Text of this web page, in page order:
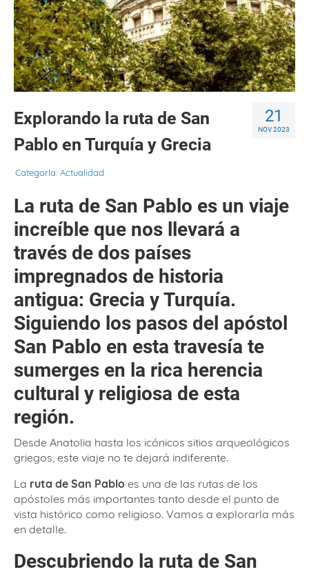
21
NOV 2023
Explorando la ruta de San
Pablo en Turquía y Grecia
Categoría: Actualidad
La ruta de San Pablo es un viaje
increíble que nos llevará a
través de dos países
impregnados de historia
antigua: Grecia y Turquía.
Siguiendo los pasos del apóstol
San Pablo en esta travesía te
sumerges en la rica herencia
cultural y religiosa de esta
región.
Desde Anatolia hasta los icónicos sitios arqueológicos
griegos, este viaje no te dejará indiferente.
La ruta de San Pablo es una de las rutas de los
apóstoles más importantes tanto desde el punto de
vista histórico como religioso. Vamos a explorarla más
en detalle.
Descubriendo la ruta de San